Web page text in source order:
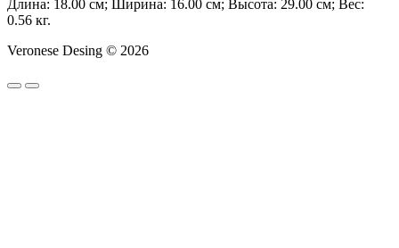
Длина: 18.00 см; Ширина: 16.00 см; Высота: 29.00 см; Вес:
0.56 кг.
Veronese Desing © 2026